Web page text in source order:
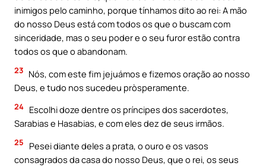
inimigos pelo caminho, porque tínhamos dito ao rei: A mão
do nosso Deus está com todos os que o buscam com
sinceridade, mas o seu poder e o seu furor estão contra
todos os que o abandonam.
23 Nós, com este fim jejuámos e fizemos oração ao nosso
Deus, e tudo nos sucedeu pròsperamente.
24 Escolhi doze dentre os príncipes dos sacerdotes,
Sarabias e Hasabias, e com eles dez de seus irmãos.
25
Pesei diante deles a prata, o ouro e os vasos
consagrados da casa do nosso Deus, que o rei, os seus